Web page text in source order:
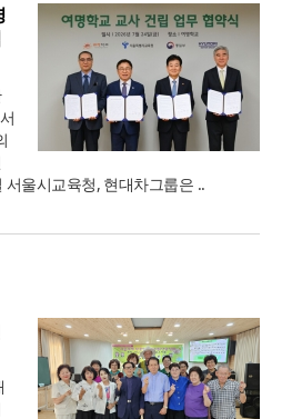
울시교육청, 현대차그룹은 ..